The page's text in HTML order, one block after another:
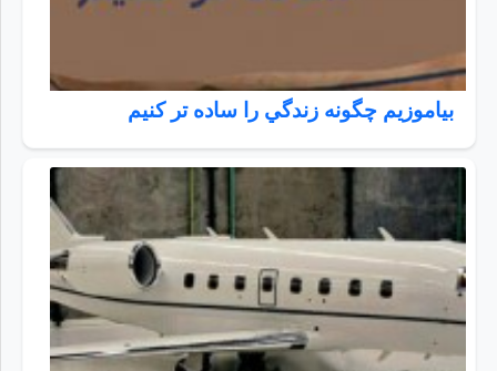
بياموزيم چگونه زندگي را ساده تر كنيم